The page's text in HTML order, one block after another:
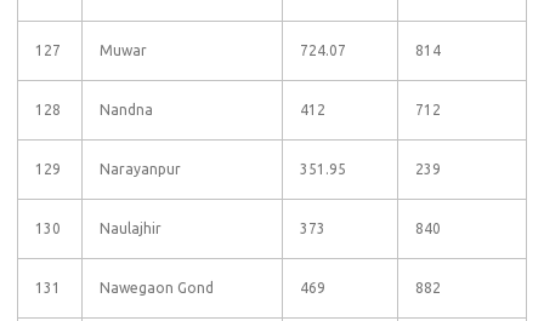
127 Muwar 724.07 814
128 Nandna 412 712
129 Narayanpur 351.95 239
130 Naulajhir 373 840
131 Nawegaon Gond 469 882